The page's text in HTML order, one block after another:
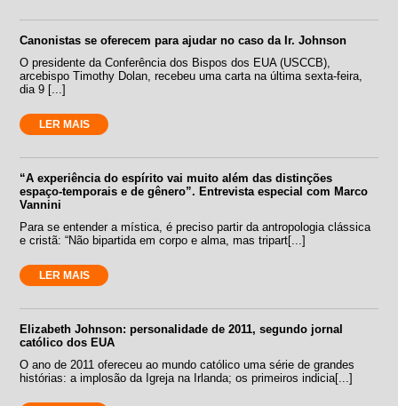
Canonistas se oferecem para ajudar no caso da Ir. Johnson
O presidente da Conferência dos Bispos dos EUA (USCCB),
arcebispo Timothy Dolan, recebeu uma carta na última sexta-feira,
dia 9 [...]
LER MAIS
“A experiência do espírito vai muito além das distinções
espaço-temporais e de gênero”. Entrevista especial com Marco
Vannini
Para se entender a mística, é preciso partir da antropologia clássica
e cristã: “Não bipartida em corpo e alma, mas tripart[...]
LER MAIS
Elizabeth Johnson: personalidade de 2011, segundo jornal
católico dos EUA
O ano de 2011 ofereceu ao mundo católico uma série de grandes
histórias: a implosão da Igreja na Irlanda; os primeiros indicia[...]